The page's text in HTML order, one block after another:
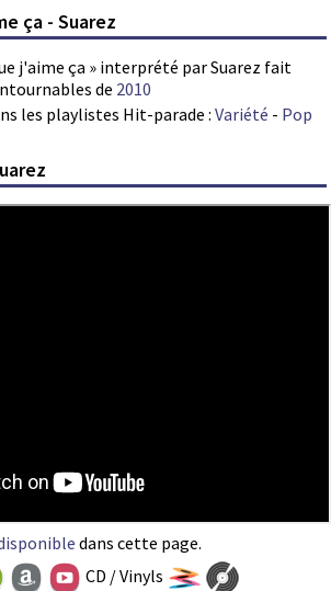
ça - Suarez
j'aime ça » interprété par Suarez fait
de 2010
les playlistes Hit-parade : Variété - Pop
dans cette page.
CD / Vinyls